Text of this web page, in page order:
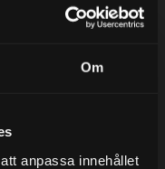
Om
anpassa innehållet